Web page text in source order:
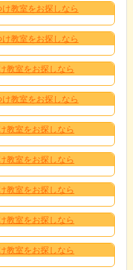
教室をお探しなら
教室をお探しなら
教室をお探しなら
教室をお探しなら
教室をお探しなら
教室をお探しなら
教室をお探しなら
教室をお探しなら
教室をお探しなら